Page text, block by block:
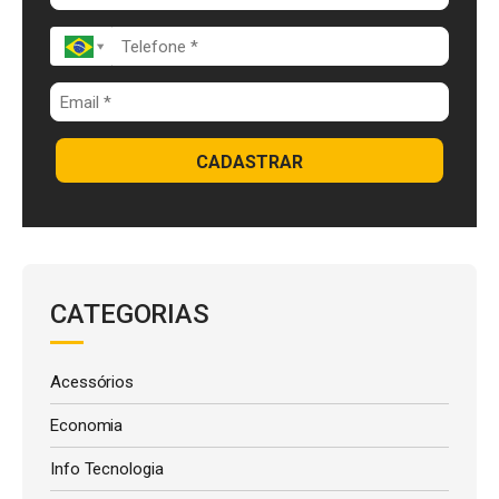
CADASTRAR
CATEGORIAS
Acessórios
Economia
Info Tecnologia